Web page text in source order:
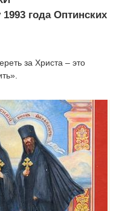
года Оптинских
за Христа – это